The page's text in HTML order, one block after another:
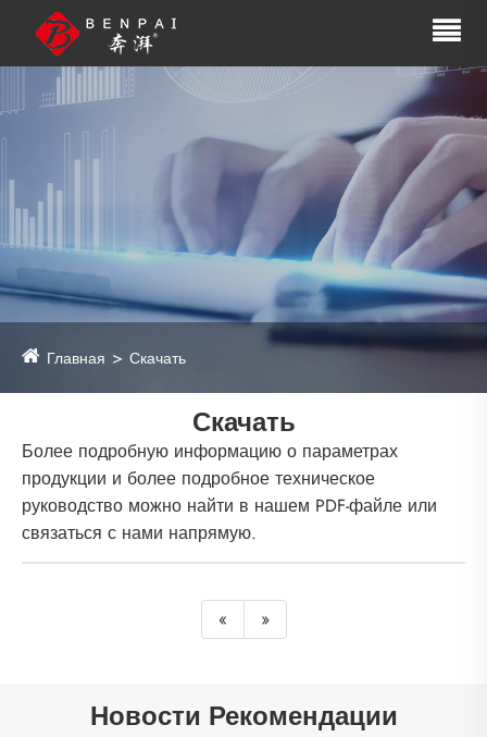
Главная Скачать
Скачать
Более подробную информацию о параметрах
продукции и более подробное техническое
руководство можно найти в нашем PDF-файле или
связаться с нами напрямую.
« »
Новости Рекомендации